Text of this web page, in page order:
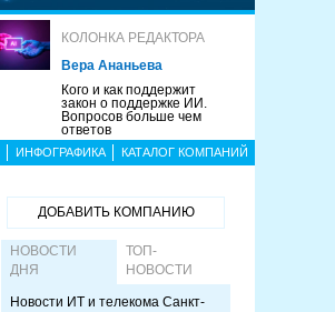
КОЛОНКА РЕДАКТОРА
Вера Ананьева
Кого и как поддержит
закон о поддержке ИИ.
Вопросов больше чем
ответов
ИНФОГРАФИКА КАТАЛОГ КОМПАНИЙ
ДОБАВИТЬ КОМПАНИЮ
НОВОСТИ
ДНЯ
ТОП-
НОВОСТИ
Новости ИТ и телекома Санкт-